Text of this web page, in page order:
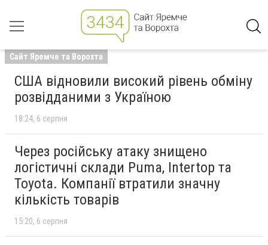
Сайт Яремче та Ворохта
США відновили високий рівень обміну
розвідданими з Україною
18:24 6 серпня
Через російську атаку знищено
логістичні склади Puma, Intertop та
Toyota. Компанії втратили значну
кількість товарів
15:20 6 серпня